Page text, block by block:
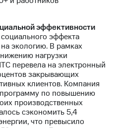
эффективности
эффекта
экологию. В рамках
нагрузки
перевела на электронный
закрывающих
клиентов. Компания
по повышению
производственных
сэкономить 5,4
что превысило